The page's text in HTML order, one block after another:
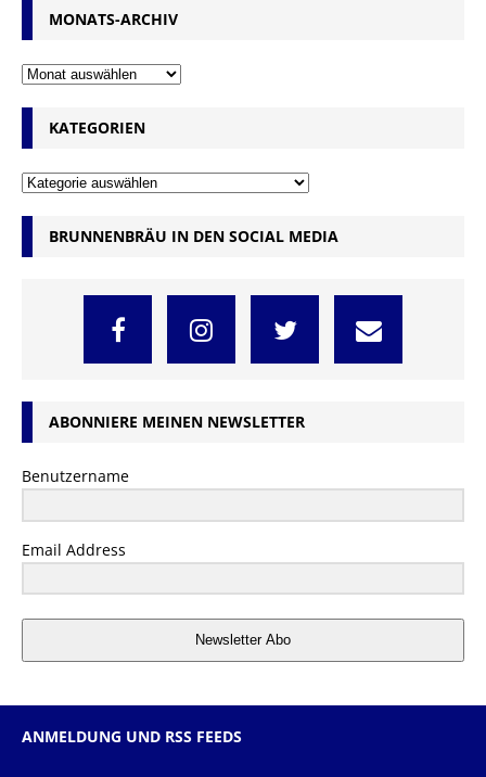
MONATS-ARCHIV
KATEGORIEN
BRUNNENBRÄU IN DEN SOCIAL MEDIA
ABONNIERE MEINEN NEWSLETTER
Benutzername
Email Address
Newsletter Abo
ANMELDUNG UND RSS FEEDS